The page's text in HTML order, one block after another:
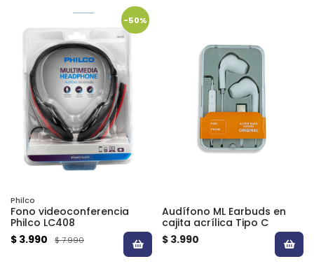
-50%
Philco
Fono videoconferencia
Philco LC408
$ 3.990
$ 7.990
Audífono ML Earbuds en
cajita acrílica Tipo C
$ 3.990